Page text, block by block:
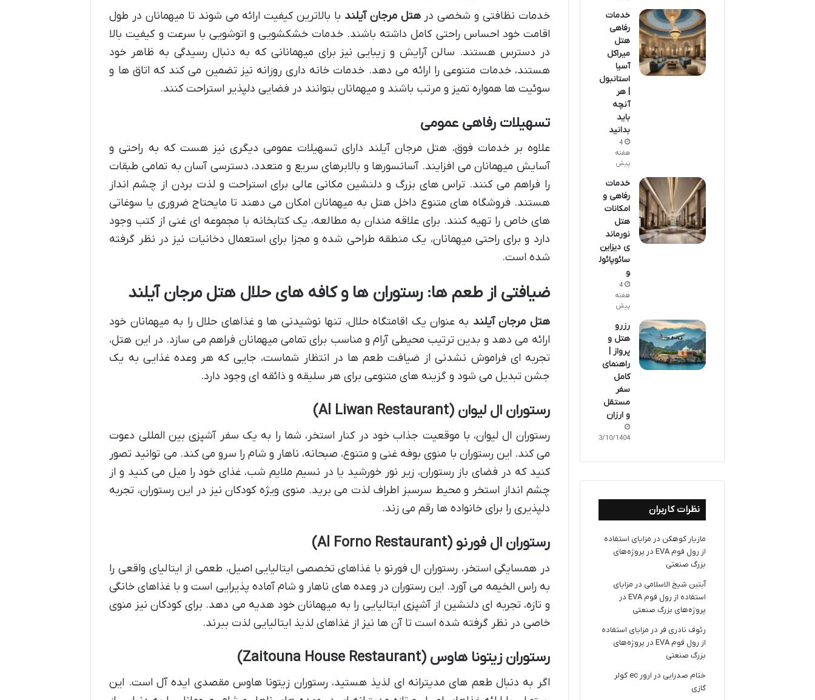
خدمات نظافتی و شخصی درهتل مرجان آیلند با بالاترین کیفیت ارائه می شوند تا میهمانان در طول
اقامت خود احساس راحتی کامل داشته باشند. خدمات خشکشویی و اتوشویی با سرعت و کیفیت بالا
در دسترس هستند. سالن آرایش و زیبایی نیز برای میهمانانی که به دنبال رسیدگی به ظاهر خود
هستند، خدمات متنوعی را ارائه می دهد. خدمات خانه داری روزانه نیز تضمین می کند که اتاق ها و
سوئیت ها همواره تمیز و مرتب باشند و میهمانان بتوانند در فضایی دلپذیر استراحت کنند.
تسهیلات رفاهی عمومی
علاوه بر خدمات فوق، هتل مرجان آیلند دارای تسهیلات عمومی دیگری نیز هست که به راحتی و
آسایش میهمانان می افزایند. آسانسورها و بالابرهای سریع و متعدد، دسترسی آسان به تمامی طبقات
را فراهم می کنند. تراس های بزرگ و دلنشین مکانی عالی برای استراحت و لذت بردن از چشم انداز
هستند. فروشگاه های متنوع داخل هتل به میهمانان امکان می دهند تا مایحتاج ضروری یا سوغاتی
های خاص را تهیه کنند. برای علاقه مندان به مطالعه، یک کتابخانه با مجموعه ای غنی از کتب وجود
دارد و برای راحتی میهمانان، یک منطقه طراحی شده و مجزا برای استعمال دخانیات نیز در نظر گرفته
شده است.
ضیافتی از طعم ها: رستوران ها و کافه های حلال هتل مرجان آیلند
هتل مرجان آیلند به عنوان یک اقامتگاه حلال، تنها نوشیدنی ها و غذاهای حلال را به میهمانان خود
ارائه می دهد و بدین ترتیب محیطی آرام و مناسب برای تمامی میهمانان فراهم می سازد. در این هتل،
تجربه ای فراموش نشدنی از ضیافت طعم ها در انتظار شماست، جایی که هر وعده غذایی به یک
جشن تبدیل می شود و گزینه های متنوعی برای هر سلیقه و ذائقه ای وجود دارد.
رستوران ال لیوان (Al Liwan Restaurant)
رستوران ال لیوان، با موقعیت جذاب خود در کنار استخر، شما را به یک سفر آشپزی بین المللی دعوت
می کند. این رستوران با منوی بوفه غنی و متنوع، صبحانه، ناهار و شام را سرو می کند. می توانید تصور
کنید که در فضای باز رستوران، زیر نور خورشید یا در نسیم ملایم شب، غذای خود را میل می کنید و از
چشم انداز استخر و محیط سرسبز اطراف لذت می برید. منوی ویژه کودکان نیز در این رستوران، تجربه
دلپذیری را برای خانواده ها رقم می زند.
رستوران ال فورنو (Al Forno Restaurant)
در همسایگی استخر، رستوران ال فورنو با غذاهای تخصصی ایتالیایی اصیل، طعمی از ایتالیای واقعی را
به راس الخیمه می آورد. این رستوران در وعده های ناهار و شام آماده پذیرایی است و با غذاهای خانگی
و تازه، تجربه ای دلنشین از آشپزی ایتالیایی را به میهمانان خود هدیه می دهد. برای کودکان نیز منوی
خاصی در نظر گرفته شده است تا آن ها نیز از غذاهای لذیذ ایتالیایی لذت ببرند.
رستوران زیتونا هاوس (Zaitouna House Restaurant)
اگر به دنبال طعم های مدیترانه ای لذیذ هستید، رستوران زیتونا هاوس مقصدی ایده آل است. این
خدمات
رفاهی
هتل
میراکل
آسیا
استانبول
| هر
آنچه
باید
بدانید
4
هفته
پیش
خدمات
رفاهی و
امکانات
هتل
نورماند
ی دیزاین
سائوپائول
و
4
هفته
پیش
رزرو
هتل و
پرواز |
راهنمای
کامل
سفر
مستقل
و ارزان
03/10/1404
نظرات کاربران
مازیار کوهکن در مزایای استفاده
از رول فوم EVA در پروژه‌های
بزرگ صنعتی
آبتین شیخ الاسلامی در مزایای
استفاده از رول فوم EVA در
پروژه‌های بزرگ صنعتی
رئوف نادری فر در مزایای استفاده
از رول فوم EVA در پروژه‌های
بزرگ صنعتی
ختام صدرایی در
ارور ec کولر
گازی